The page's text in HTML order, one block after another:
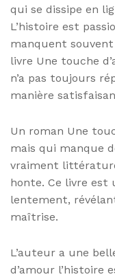
qui se dissipe en
L’histoire est
manquent
livre Une touche
n’a pas toujours
manière
Un roman Une
mais qui manque
vraiment
honte. Ce livre est
lentement,
maîtrise.
L’auteur a une
d’amour